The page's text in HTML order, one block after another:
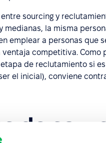
sourcing y
la misma
emplear a personas que
competitiva. Como
de reclutamiento si
el inicial), conviene
de